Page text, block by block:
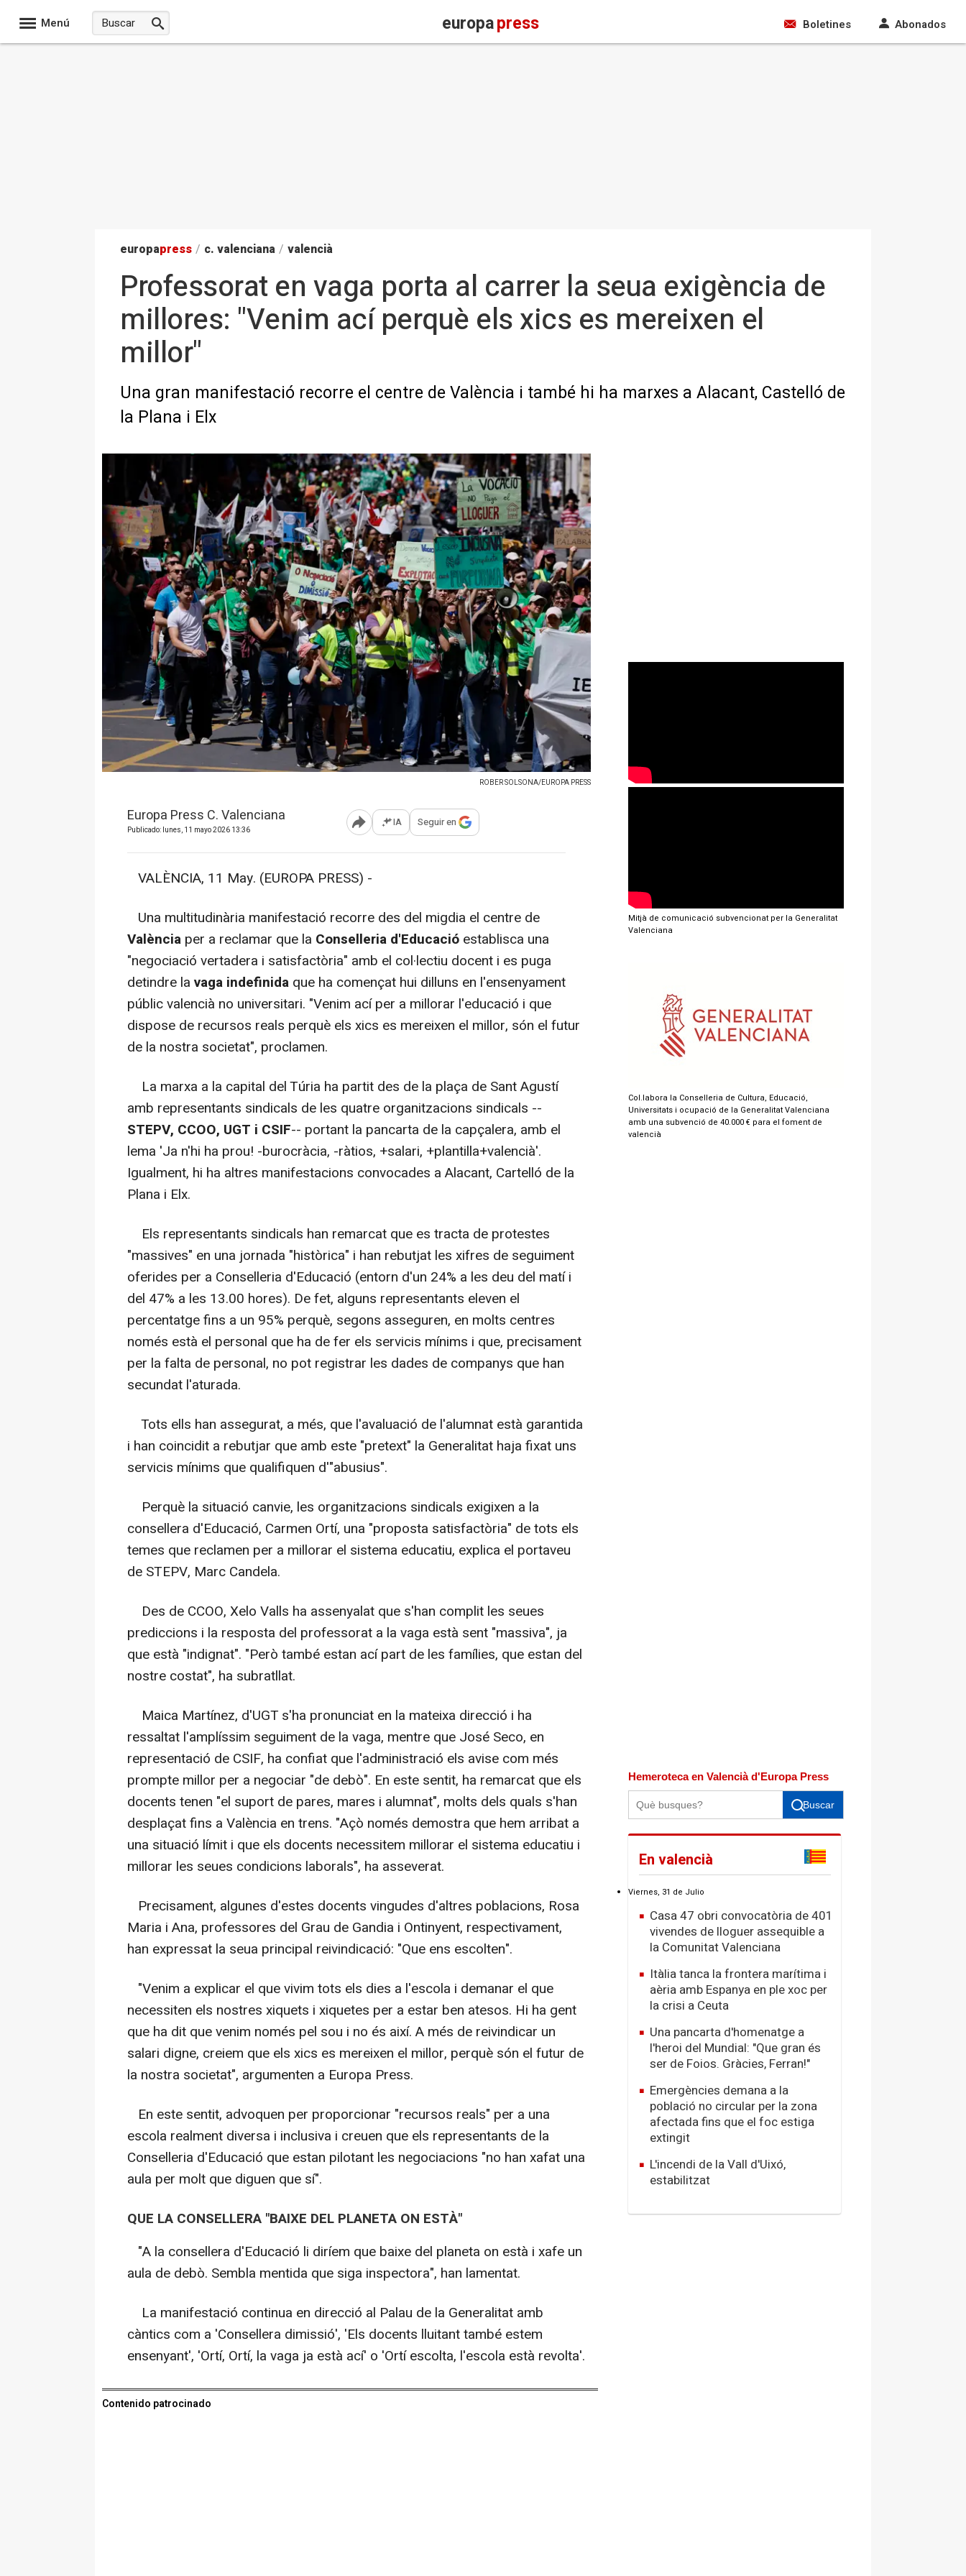
Menú europapress Boletines Abonados
europapress / c. valenciana / valencià
Professorat en vaga porta al carrer la seua exigència de
millores: "Venim ací perquè els xics es mereixen el
millor"
Una gran manifestació recorre el centre de València i també hi ha marxes a Alacant, Castelló de
la Plana i Elx
ROBER SOLSONA/EUROPA PRESS
Europa Press C. Valenciana
Publicado: lunes, 11 mayo 2026 13:36 Abrir opciones para compartir
IA Seguir en
VALÈNCIA, 11 May. (EUROPA PRESS) -
Una multitudinària manifestació recorre des del migdia el centre de
València per a reclamar que la Conselleria d'Educació establisca una
"negociació vertadera i satisfactòria" amb el col·lectiu docent i es puga
detindre la vaga indefinida que ha començat hui dilluns en l'ensenyament
públic valencià no universitari. "Venim ací per a millorar l'educació i que
dispose de recursos reals perquè els xics es mereixen el millor, són el futur
de la nostra societat", proclamen.
La marxa a la capital del Túria ha partit des de la plaça de Sant Agustí
amb representants sindicals de les quatre organitzacions sindicals --
STEPV, CCOO, UGT i CSIF-- portant la pancarta de la capçalera, amb el
lema 'Ja n'hi ha prou! -burocràcia, -ràtios, +salari, +plantilla+valencià'.
Igualment, hi ha altres manifestacions convocades a Alacant, Cartelló de la
Plana i Elx.
Els representants sindicals han remarcat que es tracta de protestes
"massives" en una jornada "històrica" i han rebutjat les xifres de seguiment
oferides per a Conselleria d'Educació (entorn d'un 24% a les deu del matí i
del 47% a les 13.00 hores). De fet, alguns representants eleven el
percentatge fins a un 95% perquè, segons asseguren, en molts centres
només està el personal que ha de fer els servicis mínims i que, precisament
per la falta de personal, no pot registrar les dades de companys que han
secundat l'aturada.
Tots ells han assegurat, a més, que l'avaluació de l'alumnat està garantida
i han coincidit a rebutjar que amb este "pretext" la Generalitat haja fixat uns
servicis mínims que qualifiquen d'"abusius".
Perquè la situació canvie, les organitzacions sindicals exigixen a la
consellera d'Educació, Carmen Ortí, una "proposta satisfactòria" de tots els
temes que reclamen per a millorar el sistema educatiu, explica el portaveu
de STEPV, Marc Candela.
Des de CCOO, Xelo Valls ha assenyalat que s'han complit les seues
prediccions i la resposta del professorat a la vaga està sent "massiva", ja
que està "indignat". "Però també estan ací part de les famílies, que estan del
nostre costat", ha subratllat.
Maica Martínez, d'UGT s'ha pronunciat en la mateixa direcció i ha
ressaltat l'amplíssim seguiment de la vaga, mentre que José Seco, en
representació de CSIF, ha confiat que l'administració els avise com més
prompte millor per a negociar "de debò". En este sentit, ha remarcat que els
docents tenen "el suport de pares, mares i alumnat", molts dels quals s'han
desplaçat fins a València en trens. "Açò només demostra que hem arribat a
una situació límit i que els docents necessitem millorar el sistema educatiu i
millorar les seues condicions laborals", ha asseverat.
Precisament, algunes d'estes docents vingudes d'altres poblacions, Rosa
Maria i Ana, professores del Grau de Gandia i Ontinyent, respectivament,
han expressat la seua principal reivindicació: "Que ens escolten".
"Venim a explicar el que vivim tots els dies a l'escola i demanar el que
necessiten els nostres xiquets i xiquetes per a estar ben atesos. Hi ha gent
que ha dit que venim només pel sou i no és així. A més de reivindicar un
salari digne, creiem que els xics es mereixen el millor, perquè són el futur de
la nostra societat", argumenten a Europa Press.
En este sentit, advoquen per proporcionar "recursos reals" per a una
escola realment diversa i inclusiva i creuen que els representants de la
Conselleria d'Educació que estan pilotant les negociacions "no han xafat una
aula per molt que diguen que sí".
QUE LA CONSELLERA "BAIXE DEL PLANETA ON ESTÀ"
"A la consellera d'Educació li diríem que baixe del planeta on està i xafe un
aula de debò. Sembla mentida que siga inspectora", han lamentat.
La manifestació continua en direcció al Palau de la Generalitat amb
càntics com a 'Consellera dimissió', 'Els docents lluitant també estem
ensenyant', 'Ortí, Ortí, la vaga ja està ací' o 'Ortí escolta, l'escola està revolta'.
Contenido patrocinado
Mitjà de comunicació subvencionat per la Generalitat
Valenciana
Col.labora la Conselleria de Cultura, Educació,
Universitats i ocupació de la Generalitat Valenciana
amb una subvenció de 40.000 € para el foment de
valencià
Hemeroteca en Valencià d'Europa Press
Buscar
En valencià
Viernes, 31 de Julio
Casa 47 obri convocatòria de 401
vivendes de lloguer assequible a
la Comunitat Valenciana
Itàlia tanca la frontera marítima i
aèria amb Espanya en ple xoc per
la crisi a Ceuta
Una pancarta d'homenatge a
l'heroi del Mundial: "Que gran és
ser de Foios. Gràcies, Ferran!"
Emergències demana a la
població no circular per la zona
afectada fins que el foc estiga
extingit
L'incendi de la Vall d'Uixó,
estabilitzat